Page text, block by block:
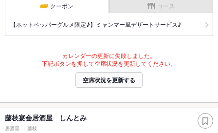
クーポン コース
【ホットペッパーグルメ限定♪】ミャンマー風デザートサービス♪
カレンダーの更新に失敗しました。
下記ボタンを押して空席状況を更新してください。
空席状況を更新する
藤枝宴会居酒屋 しんとみ
居酒屋 藤枝